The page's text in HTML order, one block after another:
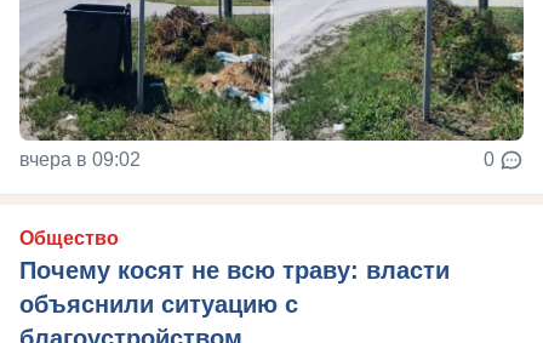
вчера в 09:02 0
Общество
Почему косят не всю траву: власти
объяснили ситуацию с